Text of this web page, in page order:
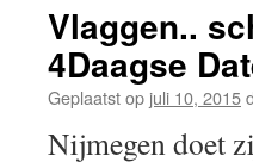
inhoud
Vlaggen..
4Daagse
Geplaatst op juli 10, 2015
Nijmegen doet